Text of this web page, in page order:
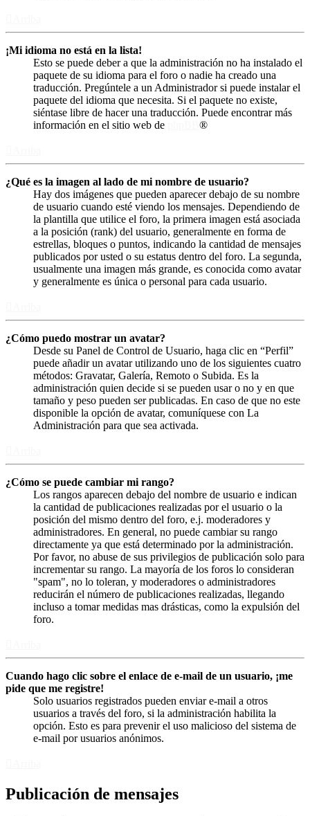
¡Mi idioma no está en la lista!
Esto se puede deber a que la administración no ha instalado el
paquete de su idioma para el foro o nadie ha creado una
traducción. Pregúntele a un Administrador si puede instalar el
paquete del idioma que necesita. Si el paquete no existe,
siéntase libre de hacer una traducción. Puede encontrar más
información en el sitio web de
®
¿Qué es la imagen al lado de mi nombre de usuario?
Hay dos imágenes que pueden aparecer debajo de su nombre
de usuario cuando esté viendo los mensajes. Dependiendo de
la plantilla que utilice el foro, la primera imagen está asociada
a la posición (rank) del usuario, generalmente en forma de
estrellas, bloques o puntos, indicando la cantidad de mensajes
publicados por usted o su estatus dentro del foro. La segunda,
usualmente una imagen más grande, es conocida como avatar
y generalmente es única o personal para cada usuario.
¿Cómo puedo mostrar un avatar?
Desde su Panel de Control de Usuario, haga clic en “Perfil”
puede añadir un avatar utilizando uno de los siguientes cuatro
métodos: Gravatar, Galería, Remoto o Subida. Es la
administración quien decide si se pueden usar o no y en que
tamaño y peso pueden ser publicadas. En caso de que no este
disponible la opción de avatar, comuníquese con La
Administración para que sea activada.
¿Cómo se puede cambiar mi rango?
Los rangos aparecen debajo del nombre de usuario e indican
la cantidad de publicaciones realizadas por el usuario o la
posición del mismo dentro del foro, e.j. moderadores y
administradores. En general, no puede cambiar su rango
directamente ya que está determinado por la administración.
Por favor, no abuse de sus privilegios de publicación solo para
incrementar su rango. La mayoría de los foros lo consideran
"spam", no lo toleran, y moderadores o administradores
reducirán el número de publicaciones realizadas, llegando
incluso a tomar medidas mas drásticas, como la expulsión del
foro.
Cuando hago clic sobre el enlace de e-mail de un usuario, ¡me
pide que me registre!
Solo usuarios registrados pueden enviar e-mail a otros
usuarios a través del foro, si la administración habilita la
opción. Esto es para prevenir el uso malicioso del sistema de
e-mail por usuarios anónimos.
Publicación de mensajes